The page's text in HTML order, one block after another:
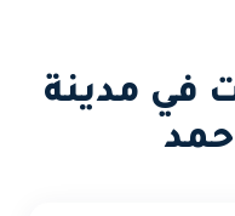
في مدينة